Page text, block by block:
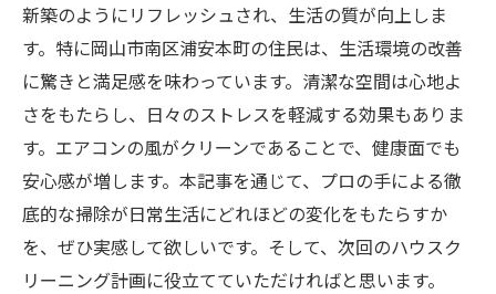
新築のようにリフレッシュされ、生活の質が向上しま
す。特に岡山市南区浦安本町の住民は、生活環境の改善
に驚きと満足感を味わっています。清潔な空間は心地よ
さをもたらし、日々のストレスを軽減する効果もありま
す。エアコンの風がクリーンであることで、健康面でも
安心感が増します。本記事を通じて、プロの手による徹
底的な掃除が日常生活にどれほどの変化をもたらすか
を、ぜひ実感して欲しいです。そして、次回のハウスク
リーニング計画に役立てていただければと思います。